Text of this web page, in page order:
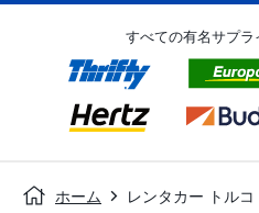
すべての有名サプ
ホーム レンタカー トルコ